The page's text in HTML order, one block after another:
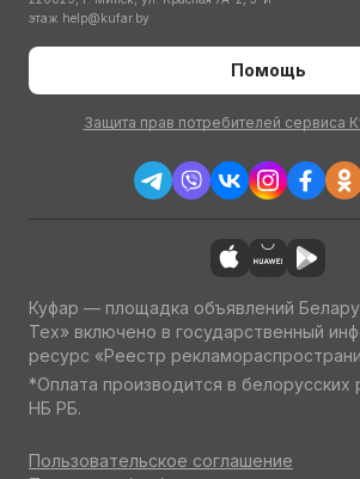
этаж help@kufar.by
Помощь
Защита прав потребителей сервиса
Куфар — площадка объявлений
Тех» включено в государственный
ресурс «Реестр
*Оплата производится в белорусских
НБ РБ.
Пользовательское соглашение